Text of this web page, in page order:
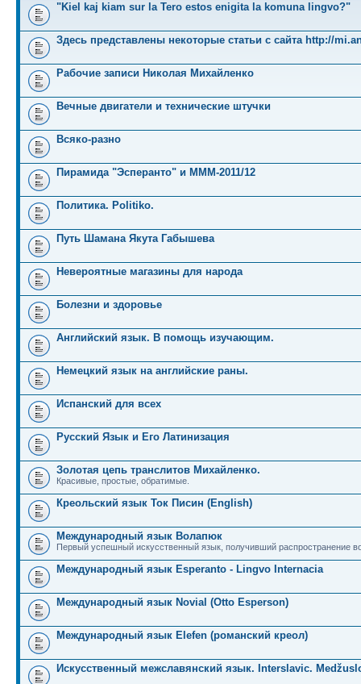
"Kiel kaj kiam sur la Tero estos enigita la komuna lingvo?"
Здесь представлены некоторые статьи с сайта http://
Рабочие записи Николая Михайленко
Вечные двигатели и технические штучки
Всяко-разно
Пирамида "Эсперанто" и MMM-2011/12
Политика. Politiko.
Путь Шамана Якута Габышева
Невероятные магазины для народа
Болезни и здоровье
Английский язык. В помощь изучающим.
Немецкий язык на английские раны.
Испанский для всех
Русский Язык и Его Латинизация
Золотая цепь транслитов Михайленко.
Красивые, простые, обратимые.
Креольский язык Ток Писин (English)
Международный язык Волапюк
Первый успешный искусственный язык, получивший распространение
Международный язык Esperanto - Lingvo Internacia
Международный язык Novial (Otto Esperson)
Международный язык Elefen (романский креол)
Искусственный межславянский язык. Interslavic.